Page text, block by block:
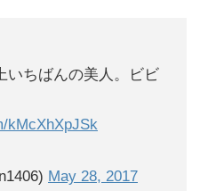
いちばんの美人。ビビ
kMcXhXpJSk
May 28, 2017